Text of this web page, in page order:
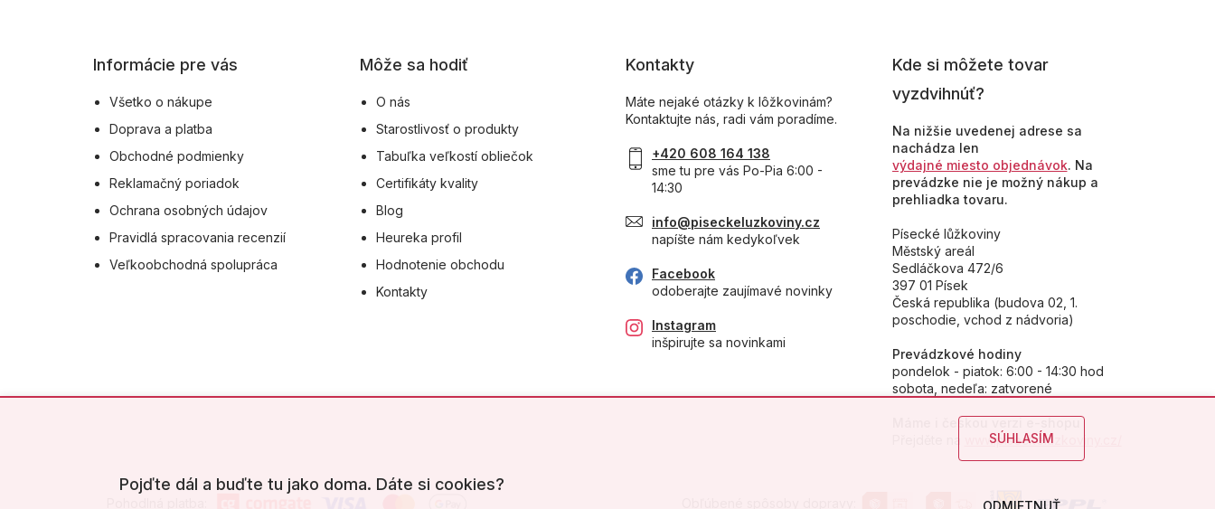
Pojďte dál a buďte tu jako doma. Dáte si cookies?
SÚHLASÍM
ODMIETNUŤ
Informácie pre vás
Všetko o nákupe
Doprava a platba
Obchodné podmienky
Reklamačný poriadok
Ochrana osobných údajov
Pravidlá spracovania recenzií
Veľkoobchodná spolupráca
Môže sa hodiť
O nás
Starostlivosť o produkty
Tabuľka veľkostí obliečok
Certifikáty kvality
Blog
Heureka profil
Hodnotenie obchodu
Kontakty
Kontakty
Máte nejaké otázky k lôžkovinám?
Kontaktujte nás, radi vám poradíme.
+420 608 164 138
sme tu pre vás Po-Pia 6:00 -
14:30
info@piseckeluzkoviny.cz
napíšte nám kedykoľvek
Facebook
odoberajte zaujímavé novinky
Instagram
inšpirujte sa novinkami
Kde si môžete tovar
vyzdvihnúť?
Na nižšie uvedenej adrese sa
nachádza len
výdajné miesto objednávok. Na
prevádzke nie je možný nákup a
prehliadka tovaru.
Písecké lůžkoviny
Městský areál
Sedláčkova 472/6
397 01 Písek
Česká republika (budova 02, 1.
poschodie, vchod z nádvoria)
Prevádzkové hodiny
pondelok - piatok: 6:00 - 14:30 hod
sobota, nedeľa: zatvorené
Máme i českou verzi e-shopu
www.piseckeluzkoviny.cz/